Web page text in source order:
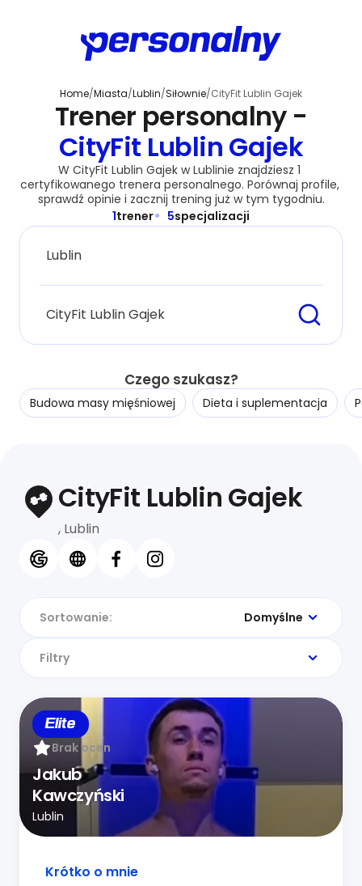
Home/Miasta/Lublin/Siłownie/CityFit Lublin Gajek
Trener personalny -
CityFit Lublin Gajek
W CityFit Lublin Gajek w Lublinie znajdziesz 1
certyfikowanego trenera personalnego. Porównaj profile,
sprawdź opinie i zacznij trening już w tym tygodniu.
1trener 5specjalizacji
Czego szukasz?
Budowa masy mięśniowej Dieta i suplementacja
CityFit Lublin Gajek
, Lublin
Sortowanie: Domyślne
Filtry
Elite
Brak ocen
Jakub
Kawczyński
Lublin
Krótko o mnie